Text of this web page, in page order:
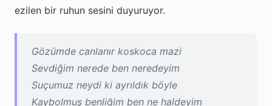
ezilen bir ruhun sesini duyuruyor.
Gözümde canlanır koskoca mazi
Sevdiğim nerede ben neredeyim
Suçumuz neydi ki ayrıldık böyle
Kaybolmuş benliğim ben ne haldeyim